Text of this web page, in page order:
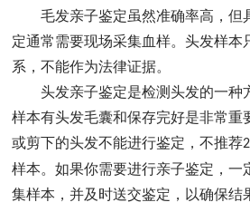
毛发亲子鉴定虽然准确率高，但
定通常需要现场采集血样。头发样本
系，不能作为法律证据。
头发亲子鉴定是检测头发的一种
样本有头发毛囊和保存完好是非常重
或剪下的头发不能进行鉴定，不推荐2
样本。如果你需要进行亲子鉴定，一
集样本，并及时送交鉴定，以确保结